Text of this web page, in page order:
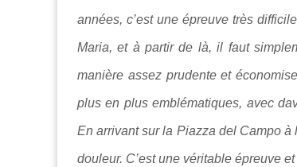
années, c’est une épreuve très
Maria, et à partir de là, il faut
manière assez prudente et
plus en plus emblématiques, avec
En arrivant sur la Piazza del Campo à
douleur. C’est une véritable épreuve